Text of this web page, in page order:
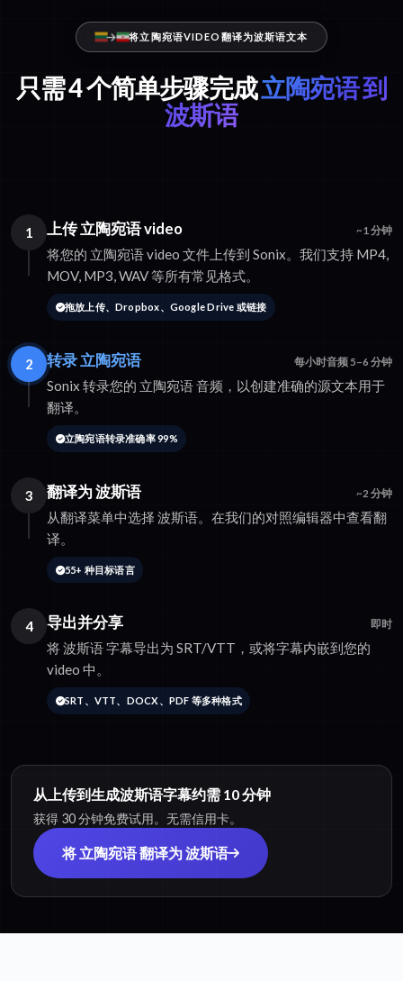
将立陶宛语VIDEO翻译为波斯语文本
只需 4 个简单步骤完成立陶宛语 到
波斯语
1 上传 立陶宛语 video ~1 分钟
将您的 立陶宛语 video 文件上传到 Sonix。我们支持 MP4,
MOV, MP3, WAV 等所有常见格式。
拖放上传、Dropbox、Google Drive 或链接
2 转录 立陶宛语 每小时音频 5–6 分钟
Sonix 转录您的 立陶宛语 音频，以创建准确的源文本用于
翻译。
立陶宛语转录准确率 99%
3 翻译为 波斯语 ~2 分钟
从翻译菜单中选择 波斯语。在我们的对照编辑器中查看翻
译。
55+ 种目标语言
4 导出并分享 即时
将 波斯语 字幕导出为 SRT/VTT，或将字幕内嵌到您的
video 中。
SRT、VTT、DOCX、PDF 等多种格式
从上传到生成波斯语字幕约需 10 分钟
获得 30 分钟免费试用。无需信用卡。
将 立陶宛语 翻译为 波斯语